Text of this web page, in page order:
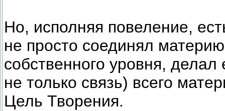
Но, исполняя повеление,
не просто соединял
собственного уровня,
не только связь) всего
Цель Творения.